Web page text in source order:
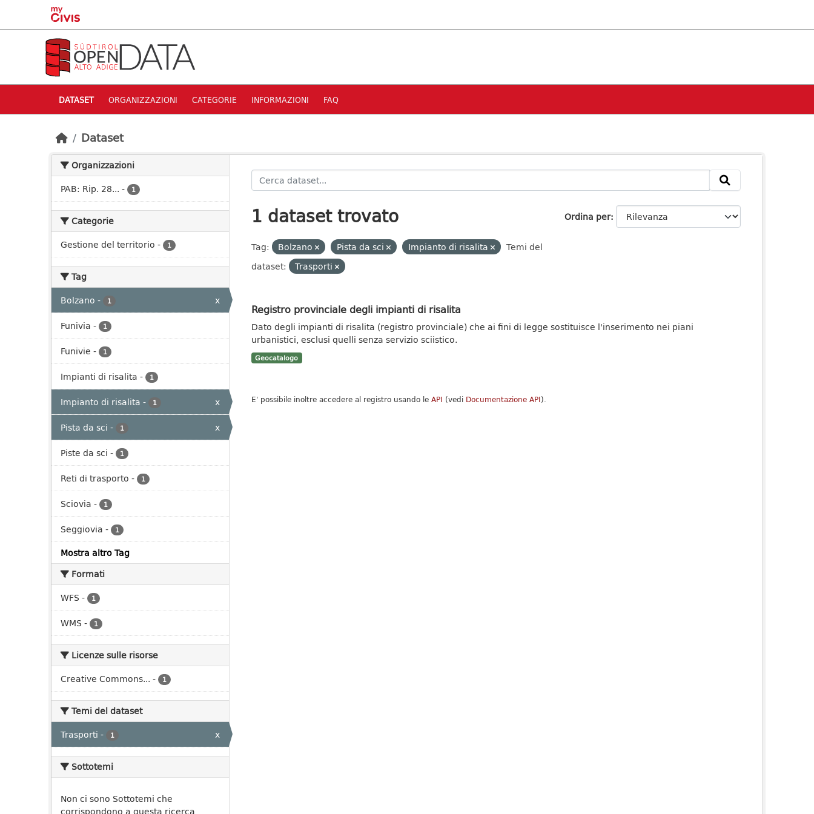
Skip to main content
DATASET ORGANIZZAZIONI CATEGORIE INFORMAZIONI FAQ
Dataset
Organizzazioni
PAB: Rip. 28... - 1
Categorie
Gestione del territorio - 1
Tag
Bolzano - 1
x
Funivia - 1
Funivie - 1
Impianti di risalita - 1
Impianto di risalita - 1
x
Pista da sci - 1
x
Piste da sci - 1
Reti di trasporto - 1
Sciovia - 1
Seggiovia - 1
Mostra altro Tag
Formati
WFS - 1
WMS - 1
Licenze sulle risorse
Creative Commons... - 1
Temi del dataset
Trasporti - 1 x
Sottotemi
Non ci sono Sottotemi che
corrispondono a questa ricerca
Ordina per
1 dataset trovato
Tag: Bolzano Pista da sci Impianto di risalita
Temi del
dataset:
Trasporti
Registro provinciale degli impianti di risalita
Dato degli impianti di risalita (registro provinciale) che ai fini di legge sostituisce l'inserimento nei piani
urbanistici, esclusi quelli senza servizio sciistico.
Geocatalogo
E' possibile inoltre accedere al registro usando le API (vedi Documentazione API).